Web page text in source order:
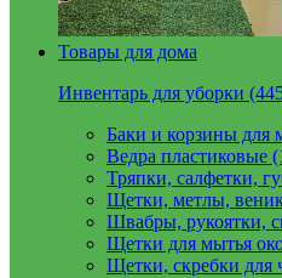
Товары для дома
Инвентарь для уборки
Баки и корзины для
Ведра пластиковые
Тряпки, салфетки,
Щетки, метлы,
Швабры, рукоятки,
Щетки для мытья
Щетки, скребки для